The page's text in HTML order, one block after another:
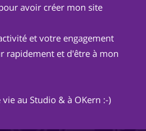
avoir créer mon site
et votre engagement
rapidement et d'être à mon
au Studio & à OKern :-)